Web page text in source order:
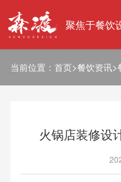
聚焦于餐饮
当前位置： 首页>餐饮资讯>
火锅店装修设